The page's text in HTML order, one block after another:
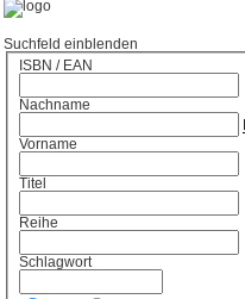
Suchfeld einblenden
ISBN / EAN
Nachname
Vorname
Titel
Reihe
Schlagwort